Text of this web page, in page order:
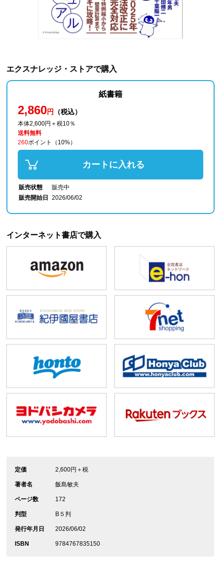
エクスナレッジ・ストアで購入
紙書籍
2,860円 （税込）
本体2,600円＋税10％
送料無料
260ポイント （10%）
カートに入れる
販売状態
販売中
販売開始日
2026/06/02
インターネット書店で購入
定価 2,600円＋税
著者名 飯島敏夫
ページ数 172
判型 B５判
発行年月日 2026/06/02
ISBN 9784767835150